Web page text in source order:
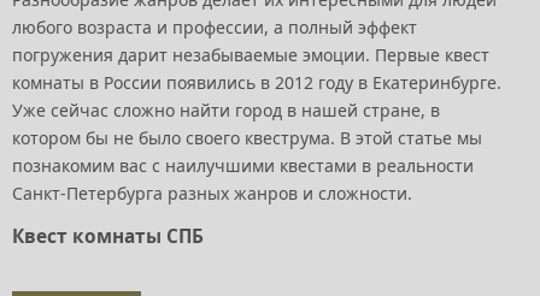
любого возраста и профессии, а полный эффект
погружения дарит незабываемые эмоции. Первые квест
комнаты в России появились в 2012 году в Екатеринбурге.
Уже сейчас сложно найти город в нашей стране, в
котором бы не было своего квеструма. В этой статье мы
познакомим вас с наилучшими квестами в реальности
Санкт-Петербурга разных жанров и сложности.
Квест комнаты СПБ